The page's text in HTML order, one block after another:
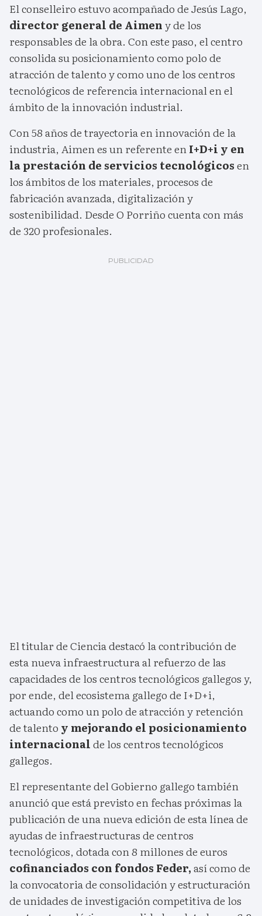
El conselleiro estuvo acompañado de Jesús Lago,
director general de Aimeny de los
responsables de la obra. Con este paso, el centro
consolida su posicionamiento como polo de
atracción de talento y como uno de los centros
tecnológicos de referencia internacional en el
ámbito de la innovación industrial.
Con 58 años de trayectoria en innovación de la
industria, Aimen es un referente enI+D+i y en
la prestación de servicios tecnológicosen
los ámbitos de los materiales, procesos de
fabricación avanzada, digitalización y
sostenibilidad. Desde O Porriño cuenta con más
de 320 profesionales.
El titular de Ciencia destacó la contribución de
esta nueva infraestructura al refuerzo de las
capacidades de los centros tecnológicos gallegos y,
por ende, del ecosistema gallego de I+D+i,
actuando como un polo de atracción y retención
de talento y mejorando el posicionamiento
internacionalde los centros tecnológicos
gallegos.
El representante del Gobierno gallego también
anunció que está previsto en fechas próximas la
publicación de una nueva edición de esta línea de
ayudas de infraestructuras de centros
tecnológicos, dotada con 8 millones de euros
cofinanciados con fondos Feder,así como de
la convocatoria de consolidación y estructuración
de unidades de investigación competitiva de los